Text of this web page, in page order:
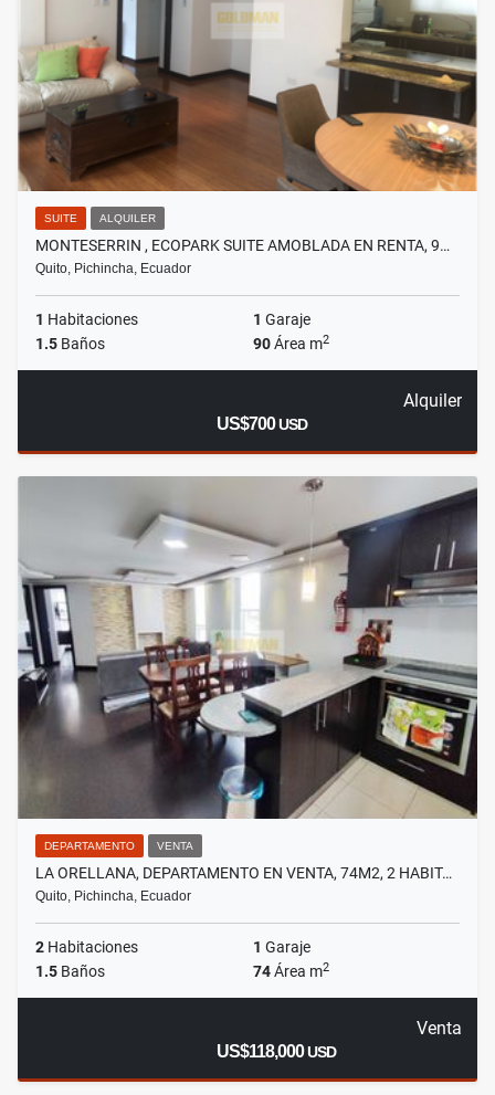
SUITE ALQUILER
MONTESERRIN , ECOPARK SUITE AMOBLADA EN RENTA, 9…
Quito, Pichincha, Ecuador
1 Habitaciones 1 Garaje
1.5 Baños 90Área m2
Alquiler
US$700USD
DEPARTAMENTO VENTA
LA ORELLANA, DEPARTAMENTO EN VENTA, 74M2, 2 HABIT…
Quito, Pichincha, Ecuador
2 Habitaciones 1 Garaje
1.5 Baños 74Área m2
Venta
US$118,000USD